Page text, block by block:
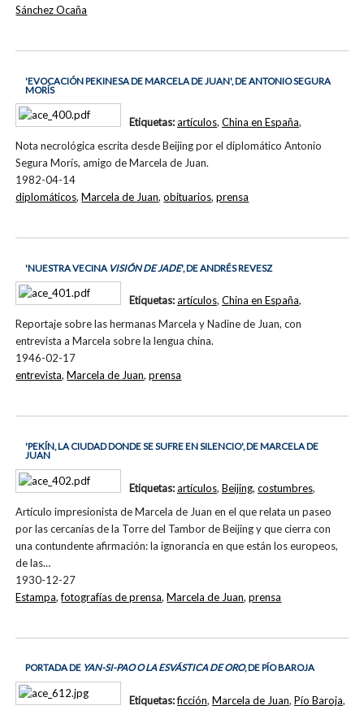
Sánchez Ocaña
'EVOCACIÓN PEKINESA DE MARCELA DE JUAN', DE ANTONIO SEGURA
MORÍS
Nota necrológica escrita desde Beijing por el diplomático Antonio
Segura Morís, amigo de Marcela de Juan.
1982-04-14
Etiquetas:artículos, China en España,
diplomáticos,Marcela de Juan,obituarios,prensa
'NUESTRA VECINA VISIÓN DE JADE', DE ANDRÉS REVESZ
Reportaje sobre las hermanas Marcela y Nadine de Juan, con
entrevista a Marcela sobre la lengua china.
1946-02-17
Etiquetas:artículos, China en España,
entrevista,Marcela de Juan,prensa
'PEKÍN, LA CIUDAD DONDE SE SUFRE EN SILENCIO', DE MARCELA DE
JUAN
Artículo impresionista de Marcela de Juan en el que relata un paseo
por las cercanías de la Torre del Tambor de Beijing y que cierra con
una contundente afirmación: la ignorancia en que están los europeos,
de las…
1930-12-27
Etiquetas:artículos, Beijing, costumbres,
Estampa,fotografías de prensa,Marcela de Juan,prensa
PORTADA DE YAN-SI-PAO O LA ESVÁSTICA DE ORO, DE PÍO BAROJA
Etiquetas:ficción, Marcela de Juan, Pío Baroja,